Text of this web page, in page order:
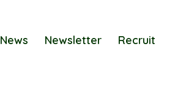
News Newsletter Recruit